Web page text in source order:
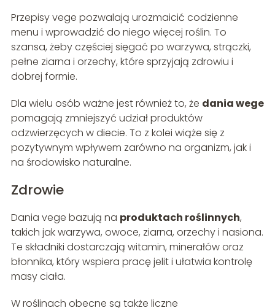
Przepisy vege pozwalają urozmaicić codzienne
menu i wprowadzić do niego więcej roślin. To
szansa, żeby częściej sięgać po warzywa, strączki,
pełne ziarna i orzechy, które sprzyjają zdrowiu i
dobrej formie.
Dla wielu osób ważne jest również to, że dania wege
pomagają zmniejszyć udział produktów
odzwierzęcych w diecie. To z kolei wiąże się z
pozytywnym wpływem zarówno na organizm, jak i
na środowisko naturalne.
Zdrowie
Dania vege bazują na produktach roślinnych,
takich jak warzywa, owoce, ziarna, orzechy i nasiona.
Te składniki dostarczają witamin, minerałów oraz
błonnika, który wspiera pracę jelit i ułatwia kontrolę
masy ciała.
W roślinach obecne są także liczne